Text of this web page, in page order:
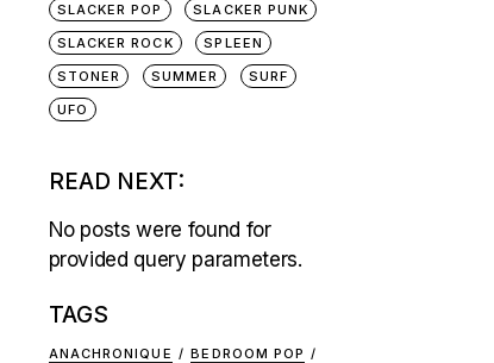
SLACKER POP
SLACKER PUNK
SLACKER ROCK
SPLEEN
STONER
SUMMER
SURF
UFO
READ NEXT:
No posts were found for
provided query parameters.
TAGS
ANACHRONIQUE
BEDROOM POP